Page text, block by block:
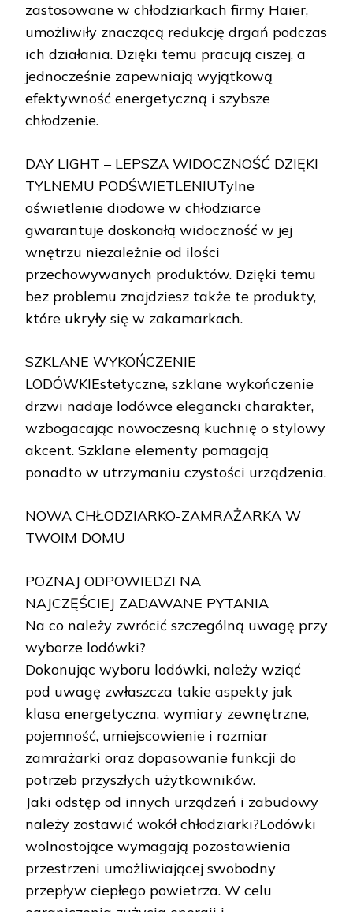
zastosowane w chłodziarkach firmy Haier,
umożliwiły znaczącą redukcję drgań podczas
ich działania. Dzięki temu pracują ciszej, a
jednocześnie zapewniają wyjątkową
efektywność energetyczną i szybsze
chłodzenie.
DAY LIGHT – LEPSZA WIDOCZNOŚĆ DZIĘKI
TYLNEMU PODŚWIETLENIUTylne
oświetlenie diodowe w chłodziarce
gwarantuje doskonałą widoczność w jej
wnętrzu niezależnie od ilości
przechowywanych produktów. Dzięki temu
bez problemu znajdziesz także te produkty,
które ukryły się w zakamarkach.
SZKLANE WYKOŃCZENIE
LODÓWKIEstetyczne, szklane wykończenie
drzwi nadaje lodówce elegancki charakter,
wzbogacając nowoczesną kuchnię o stylowy
akcent. Szklane elementy pomagają
ponadto w utrzymaniu czystości urządzenia.
NOWA CHŁODZIARKO-ZAMRAŻARKA W
TWOIM DOMU
POZNAJ ODPOWIEDZI NA
NAJCZĘŚCIEJ ZADAWANE PYTANIA
Na co należy zwrócić szczególną uwagę przy
wyborze lodówki?
Dokonując wyboru lodówki, należy wziąć
pod uwagę zwłaszcza takie aspekty jak
klasa energetyczna, wymiary zewnętrzne,
pojemność, umiejscowienie i rozmiar
zamrażarki oraz dopasowanie funkcji do
potrzeb przyszłych użytkowników.
Jaki odstęp od innych urządzeń i zabudowy
należy zostawić wokół chłodziarki?Lodówki
wolnostojące wymagają pozostawienia
przestrzeni umożliwiającej swobodny
przepływ ciepłego powietrza. W celu